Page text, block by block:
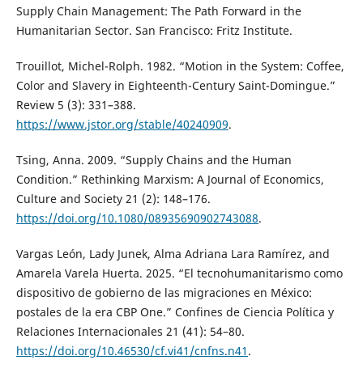
Supply Chain Management: The Path Forward in the
Humanitarian Sector. San Francisco: Fritz Institute.
Trouillot, Michel-Rolph. 1982. “Motion in the System: Coffee,
Color and Slavery in Eighteenth-Century Saint-Domingue.”
Review 5 (3): 331–388.
https://www.jstor.org/stable/40240909.
Tsing, Anna. 2009. “Supply Chains and the Human
Condition.” Rethinking Marxism: A Journal of Economics,
Culture and Society 21 (2): 148–176.
https://doi.org/10.1080/08935690902743088.
Vargas León, Lady Junek, Alma Adriana Lara Ramírez, and
Amarela Varela Huerta. 2025. “El tecnohumanitarismo como
dispositivo de gobierno de las migraciones en México:
postales de la era CBP One.” Confines de Ciencia Política y
Relaciones Internacionales 21 (41): 54–80.
https://doi.org/10.46530/cf.vi41/cnfns.n41 .